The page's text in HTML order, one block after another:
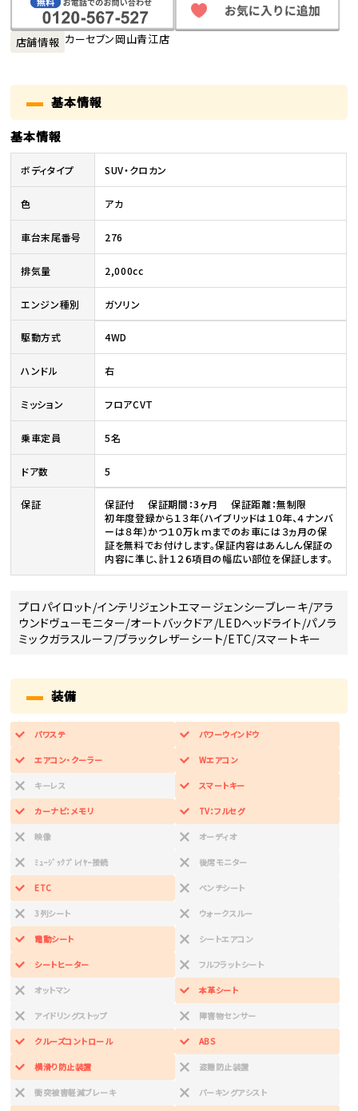
店舗情報 カーセブン岡山青江店
基本情報
基本情報
ボディタイプ SUV・クロカン
色 アカ
車台末尾番号 276
排気量 2,000cc
エンジン種別 ガソリン
駆動方式 4WD
ハンドル 右
ミッション フロアCVT
乗車定員 5名
ドア数 5
保証
保証付 保証期間：3ヶ月 保証距離：無制限
初年度登録から１３年（ハイブリッドは１０年、４ナンバ
ーは８年）かつ１０万ｋｍまでのお車には３ヵ月の保
証を無料でお付けします。保証内容はあんしん保証の
内容に準じ、計１２６項目の幅広い部位を保証します。
プロパイロット/インテリジェントエマージェンシーブレーキ/アラ
ウンドヴューモニター/オートバックドア/LEDヘッドライト/パノラ
ミックガラスルーフ/ブラックレザーシート/ETC/スマートキー
装備
パワステ パワーウインドウ
エアコン・クーラー Wエアコン
キーレス スマートキー
カーナビ：メモリ TV：フルセグ
映像 オーディオ
ﾐｭｰｼﾞｯｸﾌﾟﾚｲﾔｰ接続 後席モニター
ETC ベンチシート
3列シート ウォークスルー
電動シート シートエアコン
シートヒーター フルフラットシート
オットマン 本革シート
アイドリングストップ 障害物センサー
クルーズコントロール ABS
横滑り防止装置 盗難防止装置
衝突被害軽減ブレーキ パーキングアシスト